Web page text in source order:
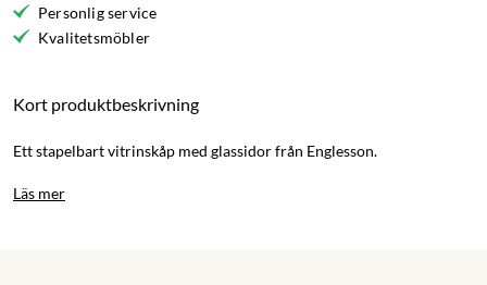
Personlig service
Kvalitetsmöbler
Kort produktbeskrivning
Ett stapelbart vitrinskåp med glassidor från Englesson.
Läs mer